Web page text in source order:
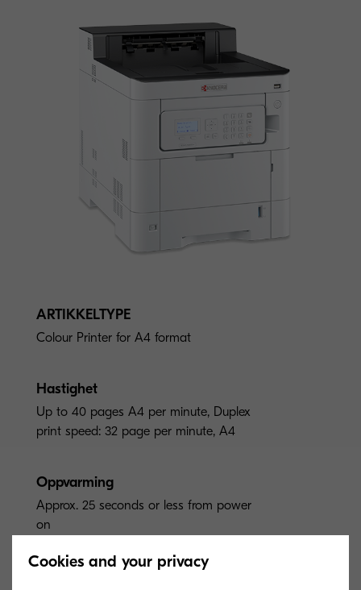
ARTIKKELTYPE
Colour Printer for A4 format
Hastighet
Up to 40 pages A4 per minute, Duplex
print speed: 32 page per minute, A4
Oppvarming
Approx. 25 seconds or less from power
on
Cookies and your privacy